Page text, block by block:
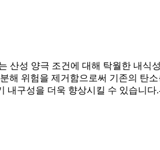
산성 양극 조건에 대해 탁월한 내식
해 위험을 제거함으로써 기존의 탄
내구성을 더욱 향상시킬 수 있습니다